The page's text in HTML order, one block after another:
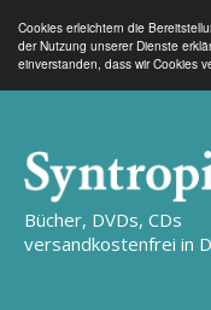
Cookies erleichtern die
der Nutzung unserer Dienste
einverstanden, dass wir Cookies
Bücher, DVDs, CDs
versandkostenfrei in